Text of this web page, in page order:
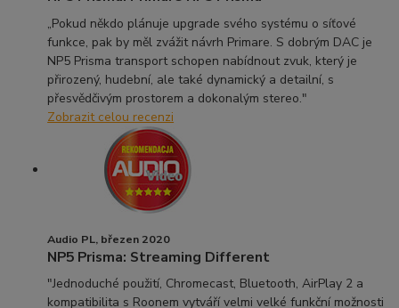
„Pokud někdo plánuje upgrade svého systému o síťové
funkce, pak by měl zvážit návrh Primare. S dobrým DAC je
NP5 Prisma transport schopen nabídnout zvuk, který je
přirozený, hudební, ale také dynamický a detailní, s
přesvědčivým prostorem a dokonalým stereo."
Zobrazit celou recenzi
Audio PL, březen 2020
NP5 Prisma: Streaming Different
"Jednoduché použití, Chromecast, Bluetooth, AirPlay 2 a
kompatibilita s Roonem vytváří velmi velké funkční možnosti